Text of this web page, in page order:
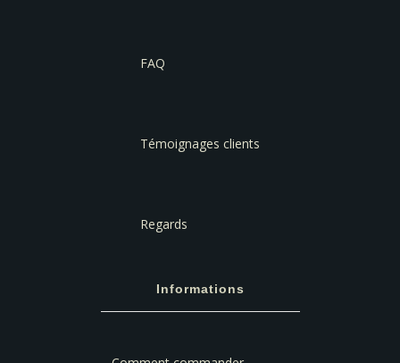
FAQ
Témoignages clients
Regards
Informations